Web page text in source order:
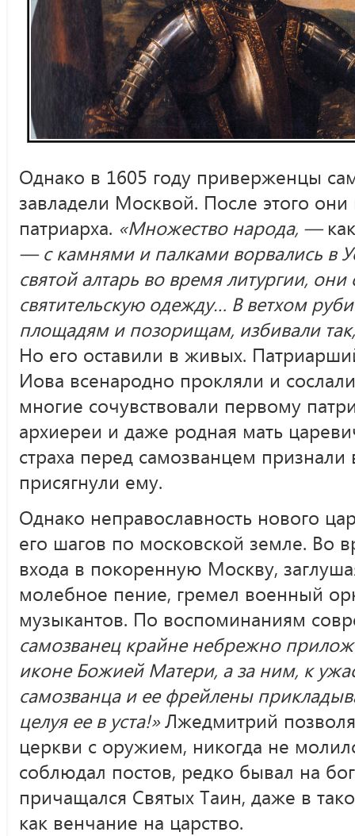
Однако в 1605 году приверженцы
завладели Москвой. После этого
патриарха. «Множество народа, —
— с камнями и палками ворвались в
святой алтарь во время литургии,
святительскую одежду… В ветхом
площадям и позорищам, избивали
Но его оставили в живых.
Иова всенародно прокляли и
многие сочувствовали первому
архиереи и даже родная мать
страха перед самозванцем
присягнули ему.
Однако неправославность нового
его шагов по московской земле. Во
входа в покоренную Москву,
молебное пение, гремел военный
музыкантов. По воспоминаниям
самозванец крайне небрежно
иконе Божией Матери, а за ним, к
самозванца и ее фрейлены
целуя ее в уста!»Лжедмитрий
церкви с оружием, никогда не
соблюдал постов, редко бывал на
причащался Святых Таин, даже в
как венчание на царство.